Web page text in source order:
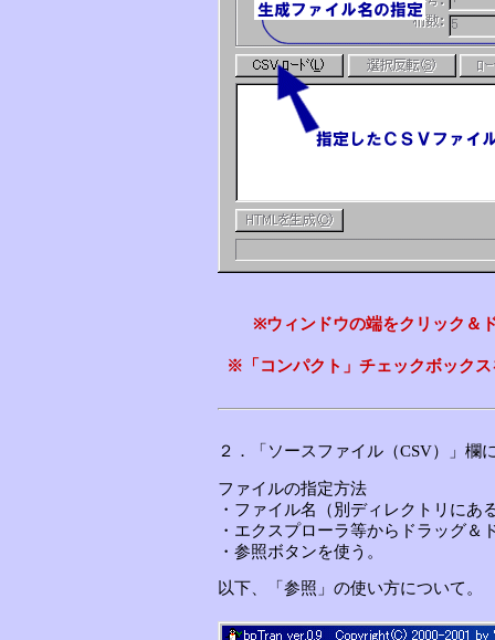
※ウィンドウの端をクリック＆
※「コンパクト」チェックボック
２．「ソースファイル（CSV）」欄
ファイルの指定方法
・ファイル名（別ディレクトリに
・エクスプローラ等からドラッグ＆
・参照ボタンを使う。
以下、「参照」の使い方について。